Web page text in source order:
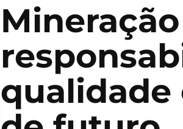
qualidade